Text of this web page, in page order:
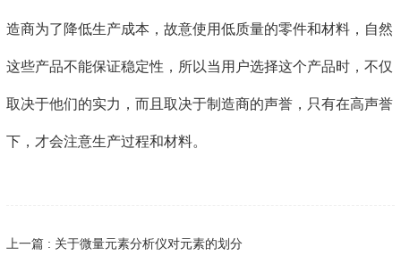
造商为了降低生产成本，故意使用低质量的零件和材料，自然
这些产品不能保证稳定性，所以当用户选择这个产品时，不仅
取决于他们的实力，而且取决于制造商的声誉，只有在高声誉
下，才会注意生产过程和材料。
上一篇 : 关于微量元素分析仪对元素的划分